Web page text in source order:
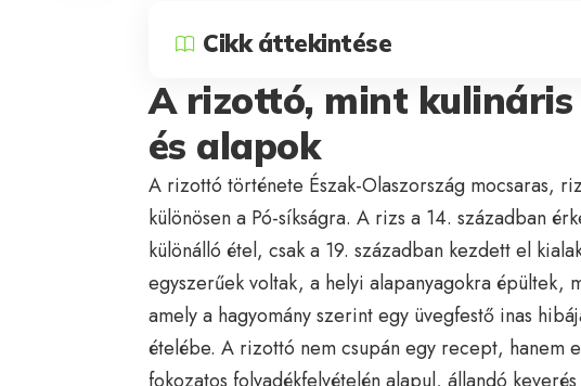
Cikk áttekintése
A rizottó, mint kulináris
és alapok
A rizottó története Észak-Olaszország mocsaras,
különösen a Pó-síkságra. A rizs a 14. században
különálló étel, csak a 19. században kezdett el
egyszerűek voltak, a helyi alapanyagokra épültek,
amely a hagyomány szerint egy üvegfestő inas
ételébe. A rizottó nem csupán egy recept, hanem